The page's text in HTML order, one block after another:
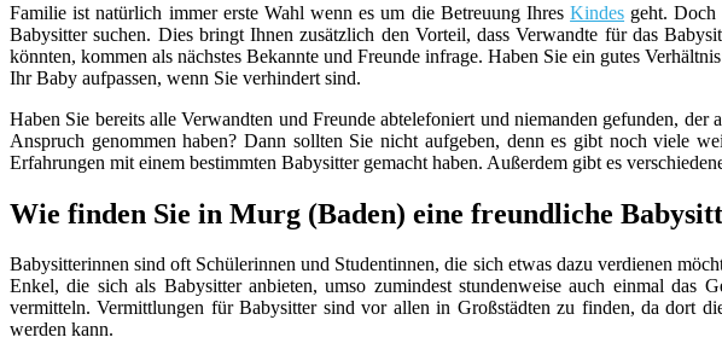
Familie ist natürlich immer erste Wahl wenn es um die Betreuung IhresKindes geht. Doch
Babysitter suchen. Dies bringt Ihnen zusätzlich den Vorteil, dass Verwandte für das
könnten, kommen als nächstes Bekannte und Freunde infrage. Haben Sie ein gutes
Ihr Baby aufpassen, wenn Sie verhindert sind.
Haben Sie bereits alle Verwandten und Freunde abtelefoniert und niemanden gefunden,
Anspruch genommen haben? Dann sollten Sie nicht aufgeben, denn es gibt noch viele
Erfahrungen mit einem bestimmten Babysitter gemacht haben. Außerdem gibt es
Wie finden Sie in Murg (Baden) eine freundliche
Babysitterinnen sind oft Schülerinnen und Studentinnen, die sich etwas dazu verdienen
Enkel, die sich als Babysitter anbieten, umso zumindest stundenweise auch einmal
vermitteln. Vermittlungen für Babysitter sind vor allen in Großstädten zu finden, da dort
werden kann.